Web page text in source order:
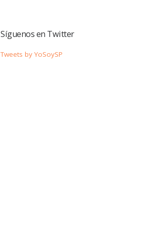
Síguenos en Twitter
Tweets by YoSoySP